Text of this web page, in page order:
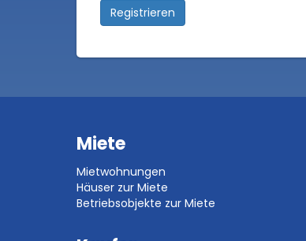
Registrieren
Miete
Mietwohnungen
Häuser zur Miete
Betriebsobjekte zur Miete